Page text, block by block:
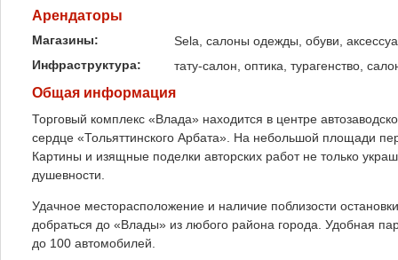
Арендаторы
Магазины:
Sela, салоны одежды, обуви,
Инфраструктура:
тату-салон, оптика, турагенство,
Общая информация
Торговый комплекс «Влада» находится в центре
сердце «Тольяттинского Арбата». На небольшой площади
Картины и изящные поделки авторских работ не только
душевности.
Удачное месторасположение и наличие поблизости
добраться до «Влады» из любого района города. Удобная
до 100 автомобилей.